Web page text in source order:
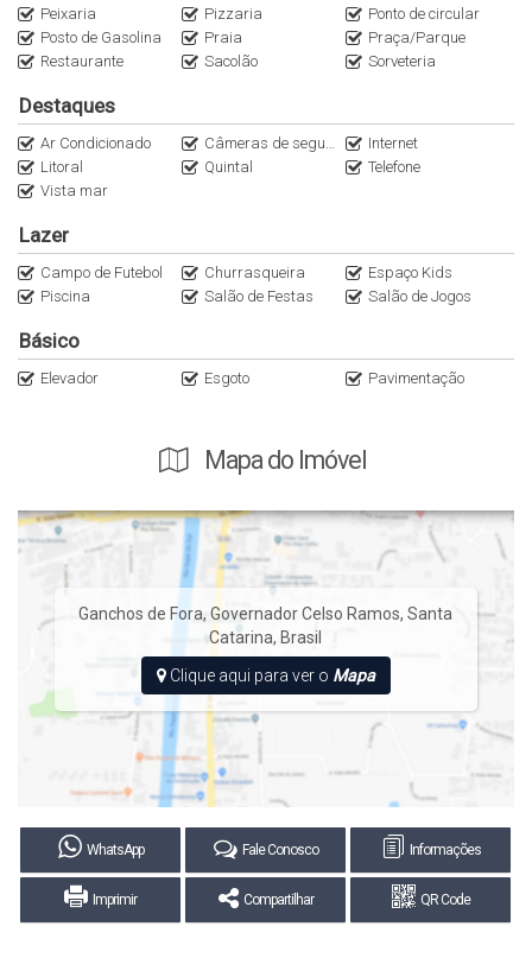
Agende sua visita e venha conhecer.
ENTRE EM CONTATO COM UM DE NOSSOS CORRETORES.
Peixaria
Pizzaria
Ponto de circular
Posto de Gasolina
Praia
Praça/Parque
Restaurante
Sacolão Sorveteria
Destaques
Ar Condicionado Câmeras de segurança
Internet
Litoral
Quintal
Telefone
Vista mar
Lazer
Campo de Futebol Churrasqueira
Espaço Kids
Piscina
Salão de Festas Salão de Jogos
Básico
Elevador Esgoto Pavimentação
Mapa do Imóvel
Ganchos de Fora,Governador Celso Ramos,Santa
Catarina, Brasil
Clique aqui para ver o Mapa
WhatsApp Fale Conosco Informações
Imprimir Compartilhar QR Code